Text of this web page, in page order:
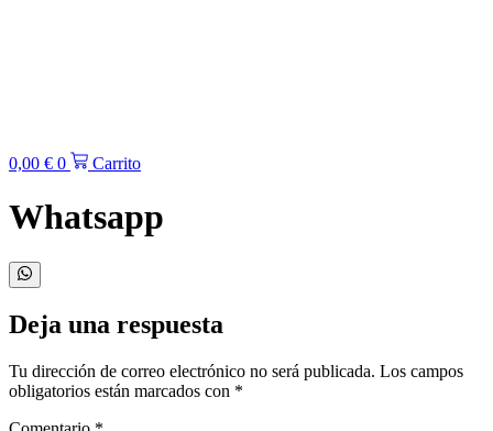
0,00 € 0 Carrito
Whatsapp
Deja una respuesta
Tu dirección de correo electrónico no será publicada. Los campos
obligatorios están marcados con *